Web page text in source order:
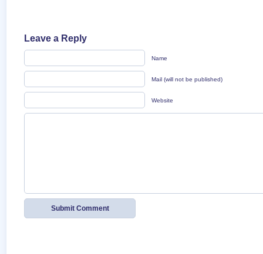
Leave a Reply
Name
Mail (will not be published)
Website